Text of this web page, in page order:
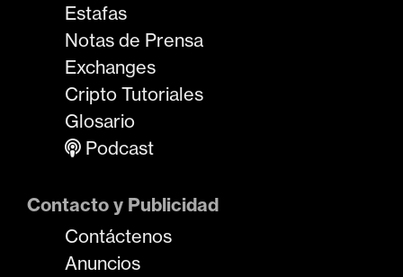
Estafas
Notas de Prensa
Exchanges
Cripto Tutoriales
Glosario
Podcast
Contacto y Publicidad
Contáctenos
Anuncios